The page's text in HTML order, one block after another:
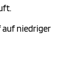
auf niedriger